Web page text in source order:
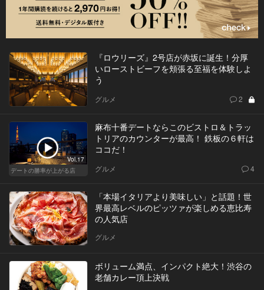
『ロウリーズ』2号店が赤坂に誕生！分厚
いローストビーフを頬張る至福を体験しよ
う
グルメ 2
Vol.17
デートの勝率が上がる店
麻布十番デートならこのビストロ＆トラッ
トリアのカウンターが最高！ 鉄板の６軒は
ココだ！
グルメ 4
「本場イタリアより美味しい」と話題！世
界最高レベルのピッツァが楽しめる恵比寿
の人気店
グルメ
ボリューム満点、インパクト絶大！渋谷の
老舗カレー頂上決戦